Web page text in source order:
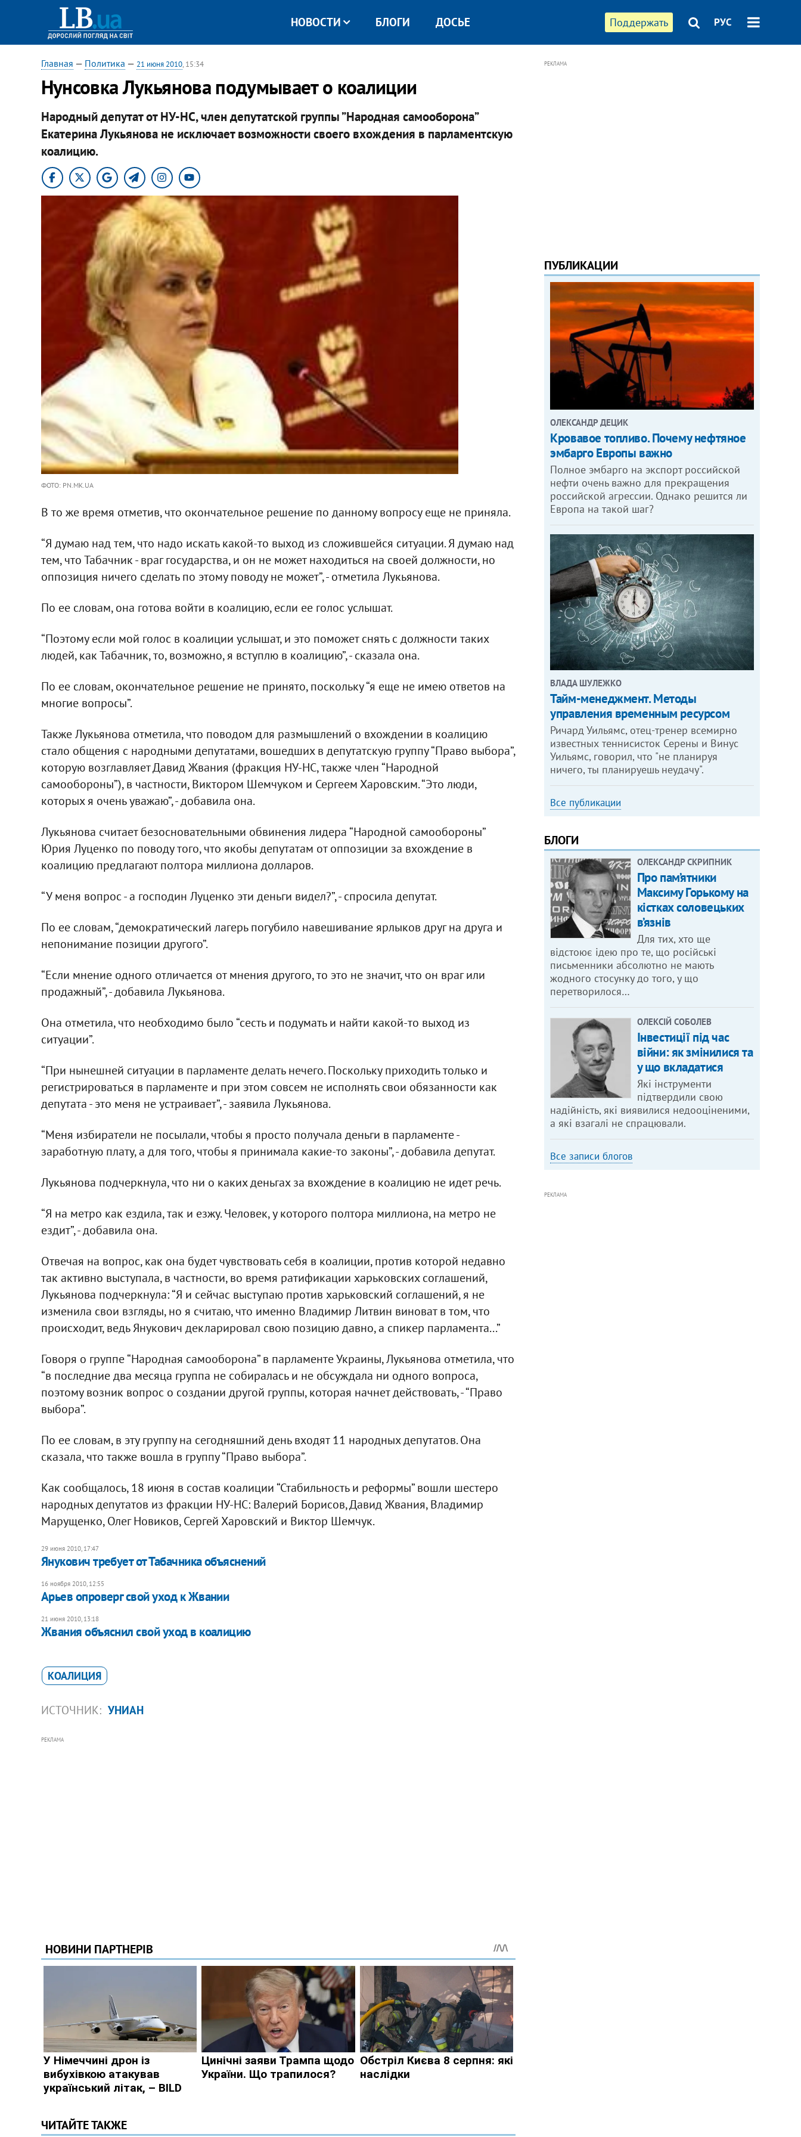
Поддержать РУС
НОВОСТИ БЛОГИ ДОСЬЕ
Главная — Политика — 21 июня 2010, 15:34
Нунсовка Лукьянова подумывает о коалиции
Народный депутат от НУ-НС, член депутатской группы ”Народная самооборона”
Екатерина Лукьянова не исключает возможности своего вхождения в парламентскую
коалицию.
ФОТО: PN.MK.UA
В то же время отметив, что окончательное решение по данному вопросу еще не приняла.
“Я думаю над тем, что надо искать какой-то выход из сложившейся ситуации. Я думаю над
тем, что Табачник - враг государства, и он не может находиться на своей должности, но
оппозиция ничего сделать по этому поводу не может”, - отметила Лукьянова.
По ее словам, она готова войти в коалицию, если ее голос услышат.
“Поэтому если мой голос в коалиции услышат, и это поможет снять с должности таких
людей, как Табачник, то, возможно, я вступлю в коалицию”, - сказала она.
По ее словам, окончательное решение не принято, поскольку “я еще не имею ответов на
многие вопросы”.
Также Лукьянова отметила, что поводом для размышлений о вхождении в коалицию
стало общения с народными депутатами, вошедших в депутатскую группу “Право выбора”,
которую возглавляет Давид Жвания (фракция НУ-НС, также член “Народной
самообороны”), в частности, Виктором Шемчуком и Сергеем Харовским. “Это люди,
которых я очень уважаю”, - добавила она.
Лукьянова считает безосновательными обвинения лидера “Народной самообороны”
Юрия Луценко по поводу того, что якобы депутатам от оппозиции за вхождение в
коалицию предлагают полтора миллиона долларов.
“У меня вопрос - а господин Луценко эти деньги видел?”, - спросила депутат.
По ее словам, “демократический лагерь погубило навешивание ярлыков друг на друга и
непонимание позиции другого”.
“Если мнение одного отличается от мнения другого, то это не значит, что он враг или
продажный”, - добавила Лукьянова.
Она отметила, что необходимо было “сесть и подумать и найти какой-то выход из
ситуации”.
“При нынешней ситуации в парламенте делать нечего. Поскольку приходить только и
регистрироваться в парламенте и при этом совсем не исполнять свои обязанности как
депутата - это меня не устраивает”, - заявила Лукьянова.
“Меня избиратели не посылали, чтобы я просто получала деньги в парламенте -
заработную плату, а для того, чтобы я принимала какие-то законы”, - добавила депутат.
Лукьянова подчеркнула, что ни о каких деньгах за вхождение в коалицию не идет речь.
“Я на метро как ездила, так и езжу. Человек, у которого полтора миллиона, на метро не
ездит”, - добавила она.
Отвечая на вопрос, как она будет чувствовать себя в коалиции, против которой недавно
так активно выступала, в частности, во время ратификации харьковских соглашений,
Лукьянова подчеркнула: “Я и сейчас выступаю против харьковский соглашений, я не
изменила свои взгляды, но я считаю, что именно Владимир Литвин виноват в том, что
происходит, ведь Янукович декларировал свою позицию давно, а спикер парламента...”
Говоря о группе “Народная самооборона” в парламенте Украины, Лукьянова отметила, что
“в последние два месяца группа не собиралась и не обсуждала ни одного вопроса,
поэтому возник вопрос о создании другой группы, которая начнет действовать, - “Право
выбора”.
По ее словам, в эту группу на сегодняшний день входят 11 народных депутатов. Она
сказала, что также вошла в группу “Право выбора”.
Как сообщалось, 18 июня в состав коалиции “Стабильность и реформы” вошли шестеро
народных депутатов из фракции НУ-НС: Валерий Борисов, Давид Жвания, Владимир
Марущенко, Олег Новиков, Сергей Харовский и Виктор Шемчук.
29 июня 2010, 17:47
Янукович требует от Табачника объяснений
16 ноября 2010, 12:55
Арьев опроверг свой уход к Жвании
21 июня 2010, 13:18
Жвания объяснил свой уход в коалицию
КОАЛИЦИЯ
ИСТОЧНИК: УНИАН
РЕКЛАМА
ЧИТАЙТЕ ТАКЖЕ
РЕКЛАМА
ПУБЛИКАЦИИ
ОЛЕКСАНДР ДЕЦИК
Кровавое топливо. Почему нефтяное
эмбарго Европы важно
Полное эмбарго на экспорт российской
нефти очень важно для прекращения
российской агрессии. Однако решится ли
Европа на такой шаг?
ВЛАДА ШУЛЕЖКО
Тайм-менеджмент. Методы
управления временным ресурсом
Ричард Уильямс, отец-тренер всемирно
известных теннисисток Серены и Винус
Уильямс, говорил, что "не планируя
ничего, ты планируешь неудачу".
Все публикации
БЛОГИ
ОЛЕКСАНДР СКРИПНИК
Про пам’ятники
Максиму Горькому на
кістках соловецьких
в’язнів
Для тих, хто ще
відстоює ідею про те, що російські
письменники абсолютно не мають
жодного стосунку до того, у що
перетворилося…
ОЛЕКСІЙ СОБОЛЕВ
Інвестиції під час
війни: як змінилися та
у що вкладатися
Які інструменти
підтвердили свою
надійність, які виявилися недооціненими,
а які взагалі не спрацювали.
Все записи блогов
РЕКЛАМА